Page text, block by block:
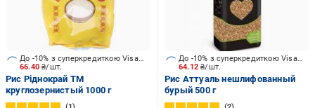
66.40₴/шт.
До -10% з суперкредиткою Visa Вигода
Рис Ріднокрай ТМ
круглозернистый 1000 г
64.12₴/шт.
До -10% з суперкредиткою Visa Вигода
Рис Аттуаль нешлифованный
бурый 500 г